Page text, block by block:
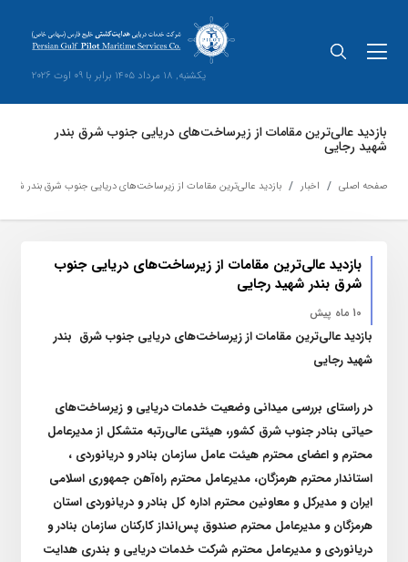
یکشنبه, 18 مرداد 1405 برابر با 09 اوت 2026
بازدید عالی‌ترین مقامات از زیرساخت‌های دریایی جنوب شرق بندر
شهید رجایی
صفحه اصلی اخبار بازدید عالی‌ترین مقامات از زیرساخت‌های دریایی جنوب شرق بندر
بازدید عالی‌ترین مقامات از زیرساخت‌های دریایی جنوب
شرق بندر شهید رجایی
10 ماه پیش
بازدید عالی‌ترین مقامات از زیرساخت‌های دریایی جنوب شرق بندر
شهید رجایی
در راستای بررسی میدانی وضعیت خدمات دریایی و زیرساخت‌های
حیاتی بنادر جنوب شرق کشور، هیئتی عالی‌رتبه متشکل از مدیرعامل
محترم و اعضای محترم هیئت عامل سازمان بنادر و دریانوردی ،
استاندار محترم هرمزگان، مدیرعامل محترم راه‌آهن جمهوری اسلامی
ایران و مدیرکل و معاونین محترم اداره کل بنادر و دریانوردی استان
هرمزگان و مدیرعامل محترم صندوق پس‌انداز کارکنان سازمان بنادر و
دریانوردی و مدیرعامل محترم شرکت خدمات دریایی و بندری هدایت